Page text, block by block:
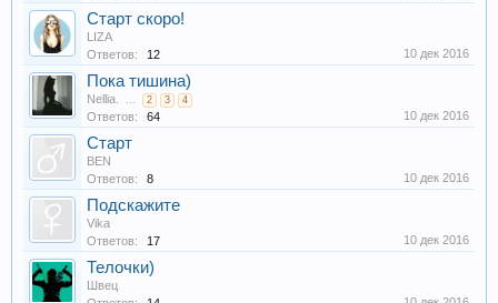
Старт скоро!
LIZA
Ответов:
12 10 дек 2016
Пока тишина)
Nellia. ... 2 3 4
Ответов: 64 10 дек 2016
Старт
BEN
Ответов:
8 10 дек 2016
Подскажите
Vika
Ответов:
17 10 дек 2016
Телочки)
Швец